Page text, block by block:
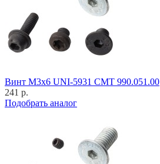
Винт M3x6 UNI-5931 CMT 990.051.00
241 р.
Подобрать аналог